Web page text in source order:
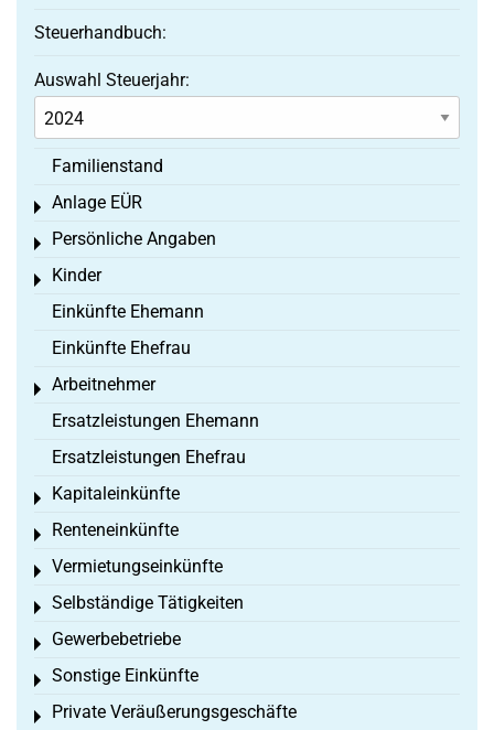
Steuerhandbuch:
Auswahl Steuerjahr:
Familienstand
Anlage EÜR
Toggle menu
Persönliche Angaben
Toggle menu
Kinder
Toggle menu
Einkünfte Ehemann
Einkünfte Ehefrau
Arbeitnehmer
Toggle menu
Ersatzleistungen Ehemann
Ersatzleistungen Ehefrau
Kapitaleinkünfte
Toggle menu
Renteneinkünfte
Toggle menu
Vermietungseinkünfte
Toggle menu
Selbständige Tätigkeiten
Toggle menu
Gewerbebetriebe
Toggle menu
Sonstige Einkünfte
Toggle menu
Private Veräußerungsgeschäfte
Toggle menu